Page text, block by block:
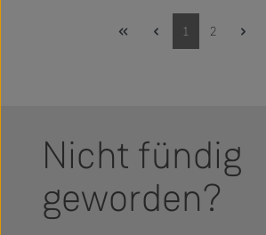
Seite
1 Seite
2
Nicht fündig
geworden?